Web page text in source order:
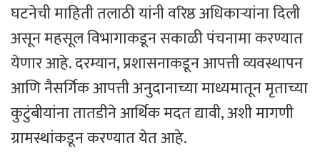
घटनेची माहिती तलाठी यांनी वरिष्ठ अधिकाऱ्यांना दिली
असून महसूल विभागाकडून सकाळी पंचनामा करण्यात
येणार आहे. दरम्यान, प्रशासनाकडून आपत्ती व्यवस्थापन
आणि नैसर्गिक आपत्ती अनुदानाच्या माध्यमातून मृताच्या
कुटुंबीयांना तातडीने आर्थिक मदत द्यावी, अशी मागणी
ग्रामस्थांकडून करण्यात येत आहे.